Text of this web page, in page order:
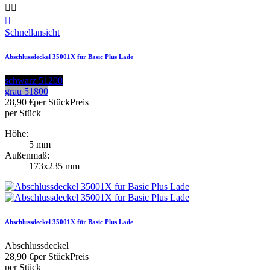
 

Schnellansicht
Abschlussdeckel 35001X für Basic Plus Lade
schwarz 51200
grau 51800
28,90 €per StückPreis
per Stück
Höhe:
5 mm
Außenmaß:
173x235 mm
Abschlussdeckel 35001X für Basic Plus Lade
Abschlussdeckel
28,90 €per StückPreis
per Stück